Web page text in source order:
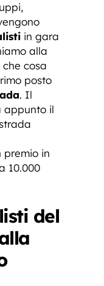
in gara
alla
cosa
posto
. Il
appunto il
premio in
10.000
del